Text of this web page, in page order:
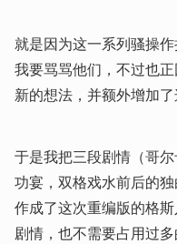
就是因为这一系列骚操
我要骂骂他们，不过也
新的想法，并额外增加了
于是我把三段剧情（哥
功宴，双格戏水前后的
作成了这次重编版的格
剧情，也不需要占用过